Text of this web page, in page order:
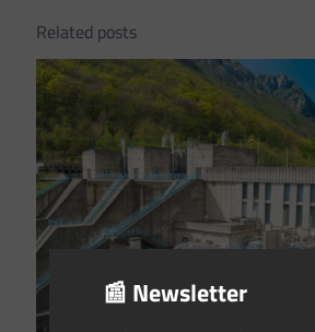
Related posts
📰 Newsletter